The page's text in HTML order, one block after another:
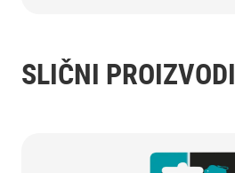
SLIČNI PROIZVODI